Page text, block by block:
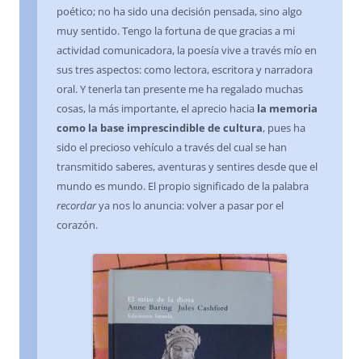
poético; no ha sido una decisión pensada, sino algo
muy sentido. Tengo la fortuna de que gracias a mi
actividad comunicadora, la poesía vive a través mío en
sus tres aspectos: como lectora, escritora y narradora
oral. Y tenerla tan presente me ha regalado muchas
cosas, la más importante, el aprecio hacia la memoria
como la base imprescindible de cultura, pues ha
sido el precioso vehículo a través del cual se han
transmitido saberes, aventuras y sentires desde que el
mundo es mundo. El propio significado de la palabra
recordarya nos lo anuncia: volver a pasar por el
corazón.